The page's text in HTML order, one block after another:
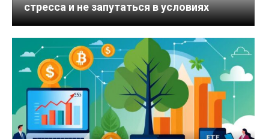
стресса и не запутаться в условиях